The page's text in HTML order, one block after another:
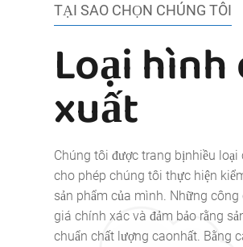
TẠI SAO CHỌN CHÚNG TÔI
Loại hình
xuất
Chúng tôi được trang bịnhiều
cho phép chúng tôi thực hiện
sản phẩm của mình. Những
giá chính xác và đảm bảo rằng
chuẩn chất lượng caonhất. Bằng